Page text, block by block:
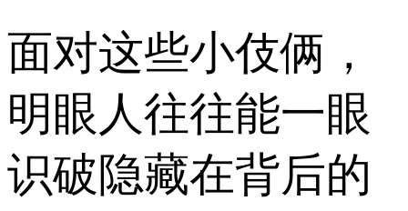
面对这些小伎俩，
明眼人往往能一眼
识破隐藏在背后的